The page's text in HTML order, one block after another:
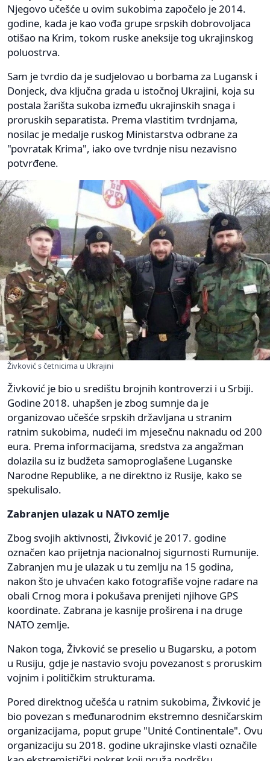
Njegovo učešće u ovim sukobima započelo je 2014.
godine, kada je kao vođa grupe srpskih dobrovoljaca
otišao na Krim, tokom ruske aneksije tog ukrajinskog
poluostrva.
Sam je tvrdio da je sudjelovao u borbama za Lugansk i
Donjeck, dva ključna grada u istočnoj Ukrajini, koja su
postala žarišta sukoba između ukrajinskih snaga i
proruskih separatista. Prema vlastitim tvrdnjama,
nosilac je medalje ruskog Ministarstva odbrane za
"povratak Krima", iako ove tvrdnje nisu nezavisno
potvrđene.
Živković s četnicima u Ukrajini
Živković je bio u središtu brojnih kontroverzi i u Srbiji.
Godine 2018. uhapšen je zbog sumnje da je
organizovao učešće srpskih državljana u stranim
ratnim sukobima, nudeći im mjesečnu naknadu od 200
eura. Prema informacijama, sredstva za angažman
dolazila su iz budžeta samoproglašene Luganske
Narodne Republike, a ne direktno iz Rusije, kako se
spekulisalo.
Zabranjen ulazak u NATO zemlje
Zbog svojih aktivnosti, Živković je 2017. godine
označen kao prijetnja nacionalnoj sigurnosti Rumunije.
Zabranjen mu je ulazak u tu zemlju na 15 godina,
nakon što je uhvaćen kako fotografiše vojne radare na
obali Crnog mora i pokušava prenijeti njihove GPS
koordinate. Zabrana je kasnije proširena i na druge
NATO zemlje.
Nakon toga, Živković se preselio u Bugarsku, a potom
u Rusiju, gdje je nastavio svoju povezanost s proruskim
vojnim i političkim strukturama.
Pored direktnog učešća u ratnim sukobima, Živković je
bio povezan s međunarodnim ekstremno desničarskim
organizacijama, poput grupe "Unité Continentale". Ovu
organizaciju su 2018. godine ukrajinske vlasti označile